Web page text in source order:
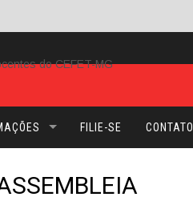
FILIE-SE CONTATO